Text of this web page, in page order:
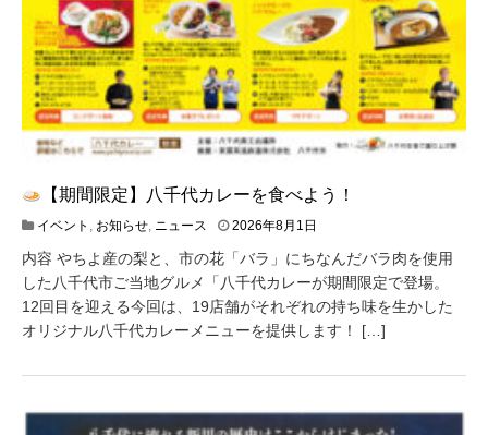
【期間限定】八千代カレーを食べよう！
イベント , お知らせ, ニュース 2026年8月1日
2
6
年
7
月
9
内容 やちよ産の梨と、市の花「バラ」にちなんだバラ肉を使用
した八千代市ご当地グルメ「八千代カレーが期間限定で登場。
12回目を迎える今回は、19店舗がそれぞれの持ち味を生かした
オリジナル八千代カレーメニューを提供します！ […]